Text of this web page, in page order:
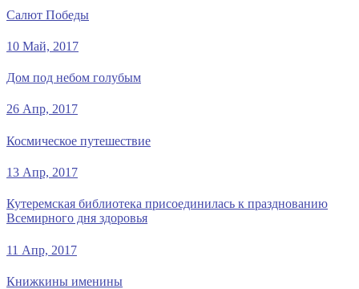
Салют Победы
10 Май, 2017
Дом под небом голубым
26 Апр, 2017
Космическое путешествие
13 Апр, 2017
Кутеремская библиотека присоединилась к празднованию
Всемирного дня здоровья
11 Апр, 2017
Книжкины именины